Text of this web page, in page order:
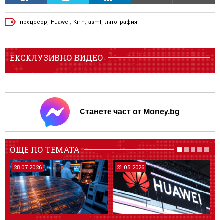
процесор Huawei Kirin asml литография
ЕКСКЛУЗИВНО ВИДЕО
Станете част от Money.bg
ОЩЕ ПО ТЕМАТА
28.07.2026 21.05.2026